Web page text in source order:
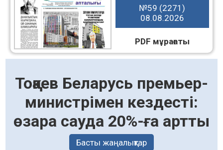
№59 (2271)
08.08.2026
PDF мұрағаты
Тоқаев Беларусь премьер-
министрімен кездесті:
өзара сауда 20%-ға артты
Басты жаңалықтар